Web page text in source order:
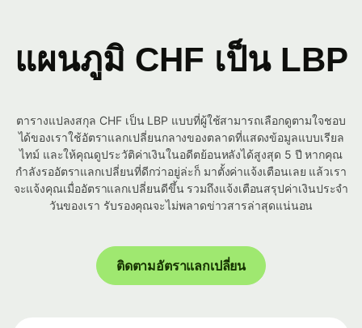
แผนภูมิ CHF เป็น LBP
ตารางแปลงสกุล CHF เป็น LBP แบบที่ผู้ใช้สามารถเลือกดูตามใจชอบ
ได้ของเราใช้อัตราแลกเปลี่ยนกลางของตลาดที่แสดงข้อมูลแบบเรียล
ไทม์ และให้คุณดูประวัติค่าเงินในอดีตย้อนหลังได้สูงสุด 5 ปี หากคุณ
กำลังรออัตราแลกเปลี่ยนที่ดีกว่าอยู่ล่ะก็ มาตั้งค่าแจ้งเตือนเลย แล้วเรา
จะแจ้งคุณเมื่ออัตราแลกเปลี่ยนดีขึ้น รวมถึงแจ้งเตือนสรุปค่าเงินประจำ
วันของเรา รับรองคุณจะไม่พลาดข่าวสารล่าสุดแน่นอน
ติดตามอัตราแลกเปลี่ยน